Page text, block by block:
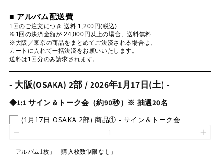
■ アルバム配送費
1回のご注文につき 送料 1,200円(税込)
※1回の決済金額が 24,000円以上の場合、送料無料
※大阪／東京の商品をまとめてご決済される場合は、
カートに入れて一括決済をお願いいたします。
送料は1回分のみ請求されます。
- 大阪(OSAKA) 2部 / 2026年1月17日(土) -
◆1:1 サイン＆トーク会（約90秒）※ 抽選20名
(1月17日 OSAKA 2部) 商品① - サイン＆トーク会
「アルバム1枚」「購入枚数制限なし」